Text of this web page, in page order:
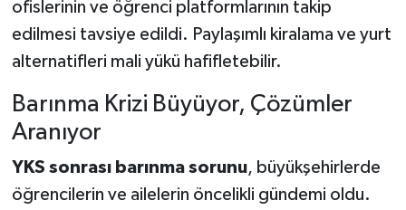
ofislerinin ve öğrenci platformlarının takip
edilmesi tavsiye edildi. Paylaşımlı kiralama ve yurt
alternatifleri mali yükü hafifletebilir.
Barınma Krizi Büyüyor, Çözümler
Aranıyor
YKS sonrası barınma sorunu, büyükşehirlerde
öğrencilerin ve ailelerin öncelikli gündemi oldu.